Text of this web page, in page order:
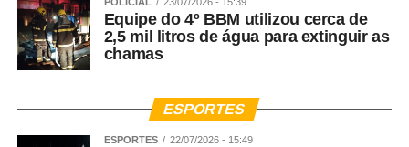
Equipe do 4º BBM utilizou cerca de
2,5 mil litros de água para extinguir as
chamas
ESPORTES
ESPORTES 22/07/2026 - 15:49